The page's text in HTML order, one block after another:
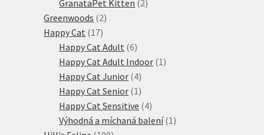
GranataPet Kitten 2
Greenwoods 22
Happy Cat 1717
produktů
Happy Cat Adult 66
produktů
Happy Cat Adult Indoor 1 1
Happy Cat Junior 44
produkty
Happy Cat Senior 1 1
produkt
Happy Cat Sensitive 44
produkty
Výhodná a míchaná balení 1 1